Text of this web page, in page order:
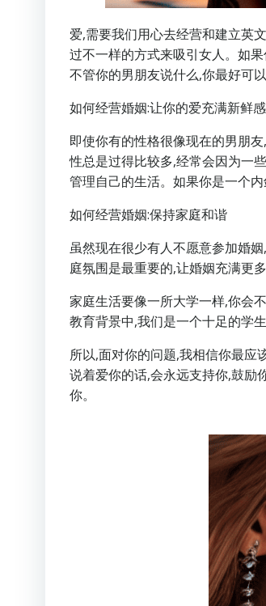
爱,需要我们用心去经营和建立英
过不一样的方式来吸引女人。如
不管你的男朋友说什么,你最好可
如何经营婚姻:让你的爱充满新鲜感
即使你有的性格很像现在的男朋
性总是过得比较多,经常会因为一
管理自己的生活。如果你是一个
如何经营婚姻:保持家庭和谐
虽然现在很少有人不愿意参加婚
庭氛围是最重要的,让婚姻充满更多
家庭生活要像一所大学一样,你会
教育背景中,我们是一个十足的学
所以,面对你的问题,我相信你最应
说着爱你的话,会永远支持你,鼓励
你。